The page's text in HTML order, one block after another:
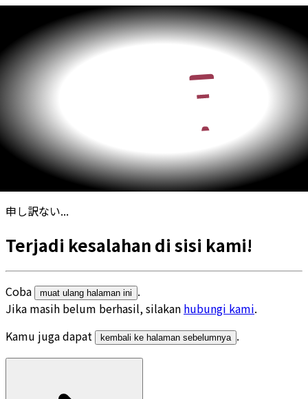
申し訳ない...
Terjadi kesalahan di sisi kami!
Coba muat ulang halaman ini
.
Jika masih belum berhasil, silakan hubungi kami.
Kamu juga dapat
kembali ke halaman sebelumnya .